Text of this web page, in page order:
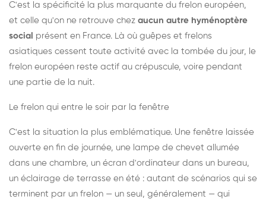
C'est la spécificité la plus marquante du frelon européen,
et celle qu'on ne retrouve chez aucun autre hyménoptère
social présent en France. Là où guêpes et frelons
asiatiques cessent toute activité avec la tombée du jour, le
frelon européen reste actif au crépuscule, voire pendant
une partie de la nuit.
Le frelon qui entre le soir par la fenêtre
C'est la situation la plus emblématique. Une fenêtre laissée
ouverte en fin de journée, une lampe de chevet allumée
dans une chambre, un écran d'ordinateur dans un bureau,
un éclairage de terrasse en été : autant de scénarios qui se
terminent par un frelon — un seul, généralement — qui